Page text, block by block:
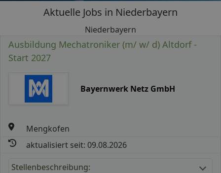
Aktuelle Jobs in Niederbayern
Niederbayern
Ausbildung Mechatroniker (m/ w/ d) Altdorf -
Start 2027
Bayernwerk Netz GmbH
Mengkofen
aktualisiert seit: 09.08.2026
Stellenbeschreibung: